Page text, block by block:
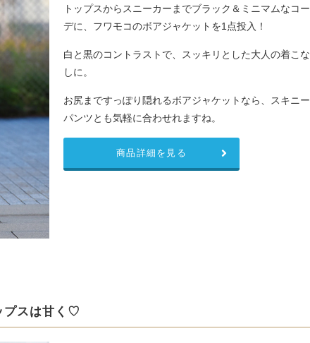
トップスからスニーカーまでブラック＆ミニマムなコー
デに、フワモコのボアジャケットを1点投入！
白と黒のコントラストで、スッキリとした大人の着こな
しに。
お尻まですっぽり隠れるボアジャケットなら、スキニー
パンツとも気軽に合わせれますね。
商品詳細を見る
プスは甘く♡